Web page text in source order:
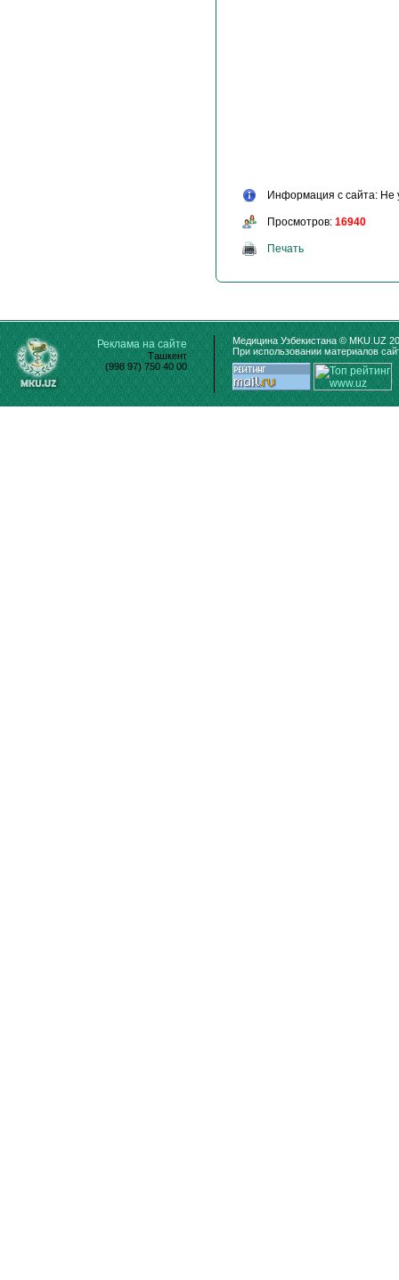
Информация с сайта: Не
Просмотров: 16940
Печать
Реклама на сайте
Ташкент
(998 97) 750 40 00
Медицина Узбекистана © MKU.UZ
При использовании материалов